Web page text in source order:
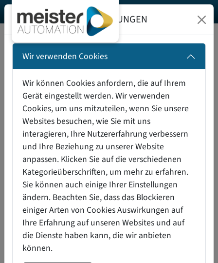
INDUSTRIETECHNIK-SHOP
HOCHWERTIGE INDUSTRIETECHNIK -
FÜR SIE ZUSAMMENGESTELLT
In unserem Shop finden Sie ein breites
Produktprogramm für die übergeordneten Bereiche
Antriebstechnik
Sicherheitstechnik
Industrieelektronik
Durchflussmesstechnik
Sie benötigen kompetente Beratung bei der
Auslegung Ihres Bedarfs oder Sie wissen schon, was
Sie benötigen?
DATENSCHUTZEINSTELLUNGEN
Wir verwenden Cookies
Wir können Cookies anfordern, die auf Ihrem
Gerät eingestellt werden. Wir verwenden
Cookies, um uns mitzuteilen, wenn Sie unsere
Websites besuchen, wie Sie mit uns
interagieren, Ihre Nutzererfahrung verbessern
und Ihre Beziehung zu unserer Website
anpassen. Klicken Sie auf die verschiedenen
Kategorieüberschriften, um mehr zu erfahren.
Sie können auch einige Ihrer Einstellungen
ändern. Beachten Sie, dass das Blockieren
einiger Arten von Cookies Auswirkungen auf
Ihre Erfahrung auf unseren Websites und auf
die Dienste haben kann, die wir anbieten
können.